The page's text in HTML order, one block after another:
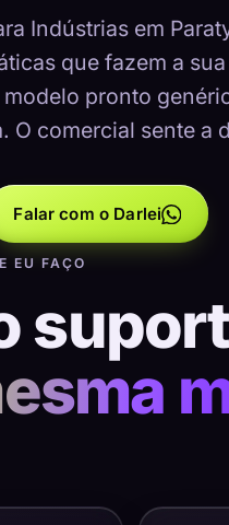
Indústrias em
que fazem a
pronto
O comercial sente a
Falar com o Darlei
EU FAÇO